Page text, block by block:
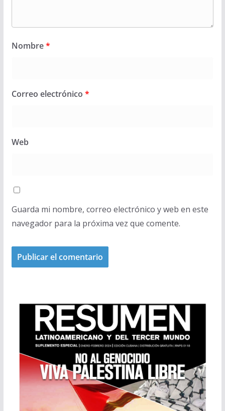
Nombre*
Correo electrónico *
Web
Guarda mi nombre, correo electrónico y web en este
navegador para la próxima vez que comente.